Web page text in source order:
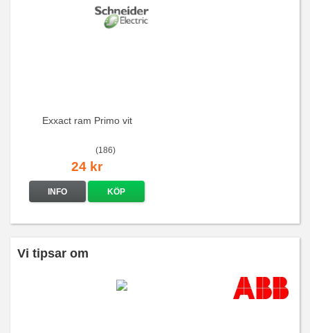
Exxact ram Primo vit
(186)
24 kr
INFO KÖP
Vi tipsar om